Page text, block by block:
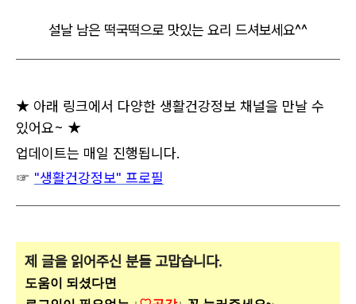
설날 남은 떡국떡으로 맛있는 요리 드셔보세요^^
★ 아래 링크에서 다양한 생활건강정보 채널을 만날 수
있어요~ ★
업데이트는 매일 진행됩니다.
☞ "생활건강정보" 프로필
제 글을 읽어주신 분들 고맙습니다.
도움이 되셨다면